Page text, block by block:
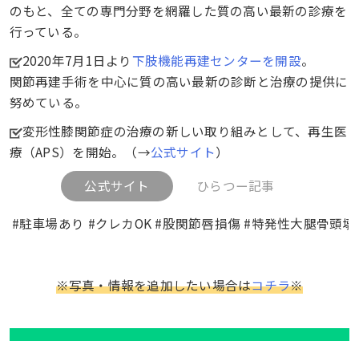
のもと、全ての専門分野を網羅した質の高い最新の診療を
行っている。
2020年7月1日より 下肢機能再建センターを開設。
関節再建手術を中心に質の高い最新の診断と治療の提供に
努めている。
変形性膝関節症の治療の新しい取り組みとして、再生医
療（APS）を開始。（→公式サイト）
公式サイト
ひらつー記事
#駐車場あり #クレカOK #股関節唇損傷 #特発性大腿骨頭
※写真・情報を追加したい場合はコチラ※